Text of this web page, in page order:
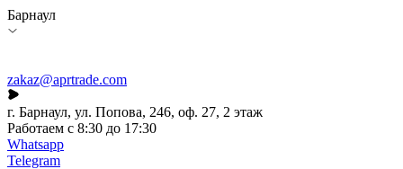
Барнаул
zakaz@aprtrade.com
г. Барнаул, ул. Попова, 246, оф. 27, 2 этаж
Работаем с 8:30 до 17:30
Whatsapp
Telegram